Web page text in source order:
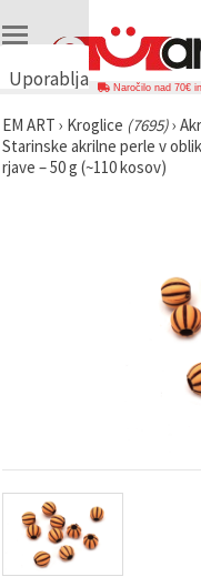
Uporabljamo
🍪
Uporabljamo
piškotke in
prikazujemo
vsebine in
oglase, tudi
s pomočjo
naših
partnerjev
Naročilo nad 70€
EM ART › Kroglice (7695)›
Starinske akrilne perle v
rjave – 50 g (~110 kosov)